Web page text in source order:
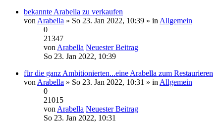
bekannte Arabella zu verkaufen
von Arabella » So 23. Jan 2022, 10:39 » in Allgemein
0
21347
von Arabella Neuester Beitrag
So 23. Jan 2022, 10:39
für die ganz Ambitionierten...eine Arabella zum Restaurieren
von Arabella » So 23. Jan 2022, 10:31 » in Allgemein
0
21015
von Arabella Neuester Beitrag
So 23. Jan 2022, 10:31